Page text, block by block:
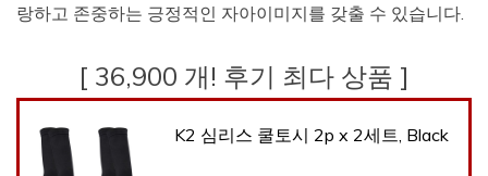
랑하고 존중하는 긍정적인 자아이미지를 갖출 수 있습니다.
[ 36,900 개! 후기 최다 상품 ]
K2 심리스 쿨토시 2p x 2세트, Black